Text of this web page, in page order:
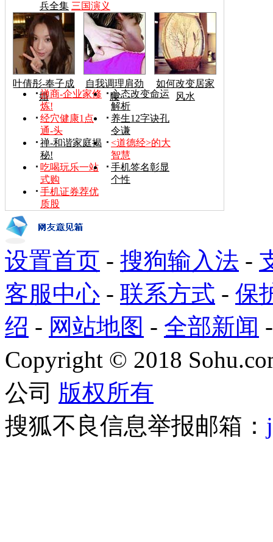
兵全集 三国演义
叶倩彤-奉子成
婚
自我调理肩劲
腰
如何改变居家
风水
禅商-企业家修
炼!
心态改变命运
解析
经穴健康1点
通-头
养生12字诀孔
令谦
禅-和谐家庭揭
秘!
<道德经>的大
智慧
吃喝玩乐一站
式购
手机签名彰显
个性
手机证券荐优
质股
设置首页 - 搜狗输入法 -
客服中心 - 联系方式 - 保
绍 - 网站地图 - 全部新闻
Copyright © 2018
公司 版权所有
搜狐不良信息举报邮箱：